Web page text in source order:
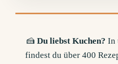
🍰 Du liebst Kuchen? In
findest du über 400